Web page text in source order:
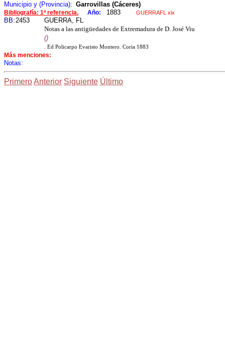
Municipio y (Provincia): Garrovillas (Cáceres)
Bibliografía: 1ª referencia. Año: 1883 GUERRAFL xix
BB:2453
GUERRA, FL
Notas a las antigüedades de Extremadura de D. José Viu
()
. Ed Policarpo Evaristo Montero. Coria 1883
Más menciones:
Notas:
PrimeroAnterior Siguiente Último